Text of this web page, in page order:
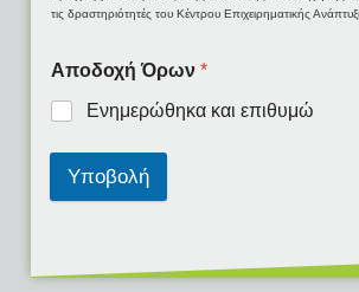
τις δραστηριότητές του Κέντρου Επιχειρηματικής
Αποδοχή Όρων *
Ενημερώθηκα και επιθυμώ
Υποβολή